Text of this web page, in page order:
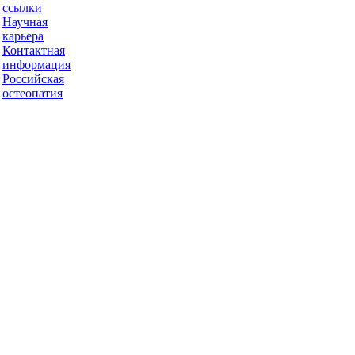
ссылки
Научная
карьера
Контактная
информация
Российская
остеопатия